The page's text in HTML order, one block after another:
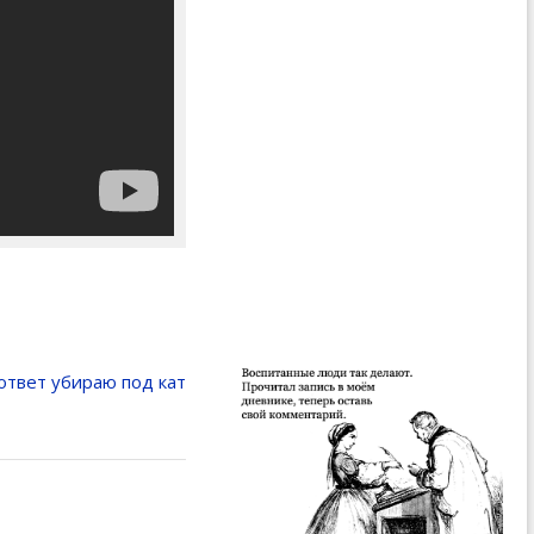
убираю под кат